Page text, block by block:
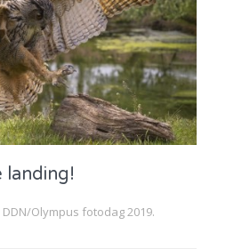
landing!
Olympus fotodag 2019.